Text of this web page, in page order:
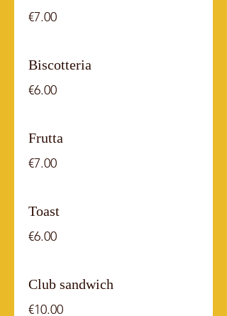
€7.00
Biscotteria
€6.00
Frutta
€7.00
Toast
€6.00
Club sandwich
€10.00